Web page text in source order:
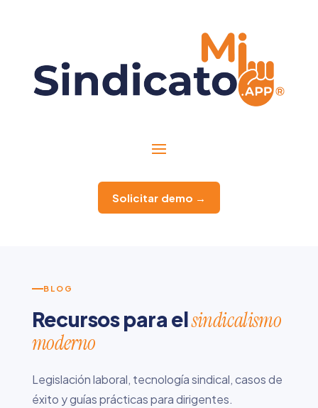
Solicitar demo →
BLOG
Recursos para elsindicalismo
moderno
Legislación laboral, tecnología sindical, casos de
éxito y guías prácticas para dirigentes.